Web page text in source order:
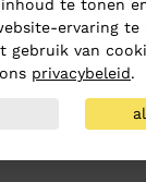
te tonen
ervaring te
gebruik van
privacybeleid.